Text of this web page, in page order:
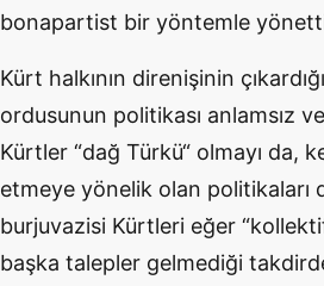
bonapartist bir yöntemle
Kürt halkının direnişinin
ordusunun politikası anlamsız
Kürtler “dağ Türkü“ olmayı da,
etmeye yönelik olan politikaları
burjuvazisi Kürtleri eğer
başka talepler gelmediği